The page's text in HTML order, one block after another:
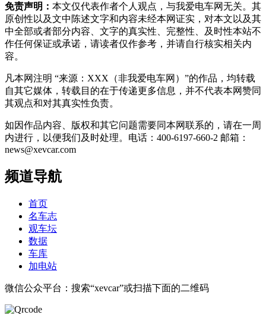
免责声明： 本文仅代表作者个人观点，与我爱电车网无关。其
原创性以及文中陈述文字和内容未经本网证实，对本文以及其
中全部或者部分内容、文字的真实性、完整性、及时性本站不
作任何保证或承诺，请读者仅作参考，并请自行核实相关内
容。
凡本网注明 “来源：XXX（非我爱电车网）”的作品，均转载
自其它媒体，转载目的在于传递更多信息，并不代表本网赞同
其观点和对其真实性负责。
如因作品内容、版权和其它问题需要同本网联系的，请在一周
内进行，以便我们及时处理。电话：400-6197-660-2 邮箱：
news@xevcar.com
频道导航
首页
名车志
观车坛
数据
车库
加电站
微信公众平台：搜索“xevcar”或扫描下面的二维码